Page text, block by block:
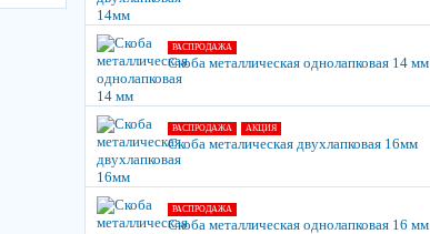
РАСПРОДАЖА
Скоба металлическая однолапковая 14 мм
РАСПРОДАЖА АКЦИЯ
Скоба металическая двухлапковая 16мм
РАСПРОДАЖА
Скоба металлическая однолапковая 16 мм